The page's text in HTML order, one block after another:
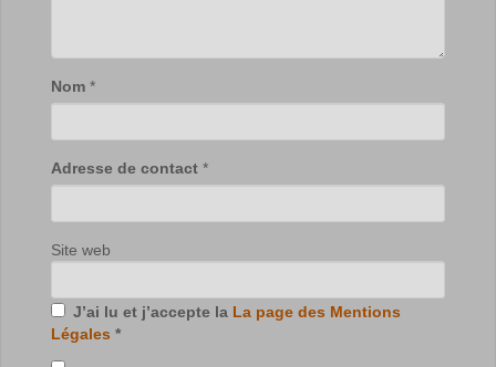
Nom *
Adresse de contact *
Site web
J’ai lu et j’accepte la La page des Mentions
Légales *